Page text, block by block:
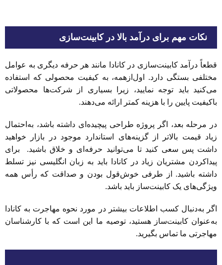
نکات مهم برای درآمد بالا در کابینت‌سازی
قطعاً درآمد کابینت‌سازی در کانادا مانند هر حرفه دیگری به عوامل
مختلفی بستگی دارد. اول‌ازهمه، به کیفیت محصولی که استفاده
می‌کنید باید توجه نمایید، زیرا بسیاری از شرکت‌ها محصولاتی
باکیفیت پایین را با هزینه کمتر ارائه می‌دهند.
در مرحله بعد، اگر پروژه طراحی پیچیده‌ای داشته باشد، به‌احتمال
زیاد قیمت بالاتر از گزینه‌های استاندارد موجود در بازار خواهید
داشت پس سعی کنید تا می‌توانید حرفه‌ای و خلاق باشید. برای
پیداکردن مشتریان زیاد در کانادا باید به زبان انگلیسی نیز تسلط
داشته باشید. از طرفی خوش‌قول بودن و صداقت که رأس همه
ویژگی‌های یک کابینت‌ساز باید باشد.
اگر به‌دنبال کسب اطلاعات بیشتر در مورد نحوه مهاجرت به کانادا
به‌عنوان کابینت‌ساز هستید، توصیه ما این است که با کارشناسان
مهاجرتی ما تماس بگیرید.